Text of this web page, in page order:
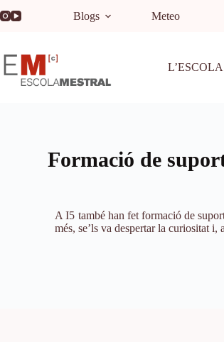
Blogs Meteo
L’ESCOLA
Formació de
A I5 també han fet formació de
més, se’ls va despertar la curiositat